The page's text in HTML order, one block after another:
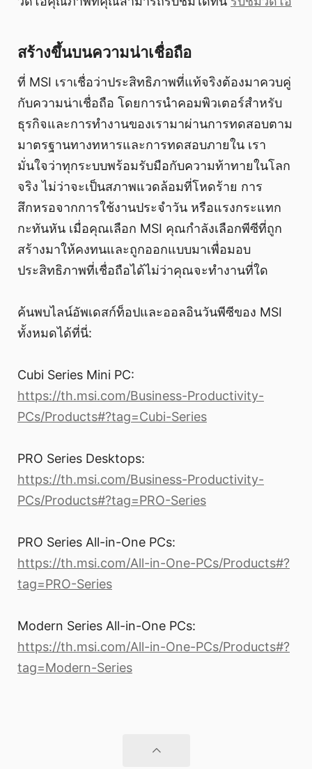
สร้างขึ้นบนความน่าเชื่อถือ
ที่ MSI เราเชื่อว่าประสิทธิภาพที่แท้จริงต้องมาควบคู่
กับความน่าเชื่อถือ โดยการนำคอมพิวเตอร์สำหรับ
ธุรกิจและการทำงานของเรามาผ่านการทดสอบตาม
มาตรฐานทางทหารและการทดสอบภายใน เรา
มั่นใจว่าทุกระบบพร้อมรับมือกับความท้าทายในโลก
จริง ไม่ว่าจะเป็นสภาพแวดล้อมที่โหดร้าย การ
สึกหรอจากการใช้งานประจำวัน หรือแรงกระแทก
กะทันหัน เมื่อคุณเลือก MSI คุณกำลังเลือกพีซีที่ถูก
สร้างมาให้คงทนและถูกออกแบบมาเพื่อมอบ
ประสิทธิภาพที่เชื่อถือได้ไม่ว่าคุณจะทำงานที่ใด
ค้นพบไลน์อัพเดสก์ท็อปและออลอินวันพีซีของ MSI
ทั้งหมดได้ที่นี่:
Cubi Series Mini PC:
https://th.msi.com/Business-Productivity-
PCs/Products#?tag=Cubi-Series
PRO Series Desktops:
https://th.msi.com/Business-Productivity-
PCs/Products#?tag=PRO-Series
PRO Series All-in-One PCs:
https://th.msi.com/All-in-One-PCs/Products#?
tag=PRO-Series
Modern Series All-in-One PCs:
https://th.msi.com/All-in-One-PCs/Products#?
tag=Modern-Series